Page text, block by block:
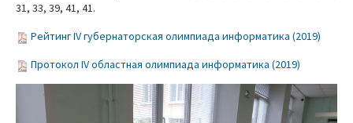
31, 33, 39, 41, 41.
Рейтинг IV губернаторская олимпиада информатика (2019)
Протокол IV областная олимпиада информатика (2019)